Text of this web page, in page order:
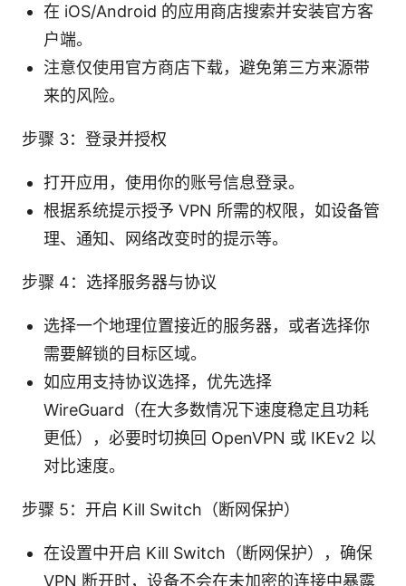
在 iOS/Android 的应用商店搜索并安装官方客
户端。
注意仅使用官方商店下载，避免第三方来源带
来的风险。
步骤 3：登录并授权
打开应用，使用你的账号信息登录。
根据系统提示授予 VPN 所需的权限，如设备管
理、通知、网络改变时的提示等。
步骤 4：选择服务器与协议
选择一个地理位置接近的服务器，或者选择你
需要解锁的目标区域。
如应用支持协议选择，优先选择
WireGuard（在大多数情况下速度稳定且功耗
更低），必要时切换回 OpenVPN 或 IKEv2 以
对比速度。
步骤 5：开启 Kill Switch（断网保护）
在设置中开启 Kill Switch（断网保护），确保
VPN 断开时，设备不会在未加密的连接中暴露